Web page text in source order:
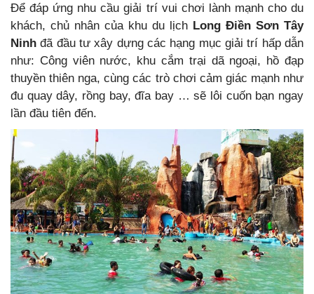
Để đáp ứng nhu cầu giải trí vui chơi lành mạnh cho du
khách, chủ nhân của khu du lịch Long Điền Sơn Tây
Ninh đã đầu tư xây dựng các hạng mục giải trí hấp dẫn
như: Công viên nước, khu cắm trại dã ngoại, hồ đạp
thuyền thiên nga, cùng các trò chơi cảm giác mạnh như
đu quay dây, rồng bay, đĩa bay … sẽ lôi cuốn bạn ngay
lần đầu tiên đến.